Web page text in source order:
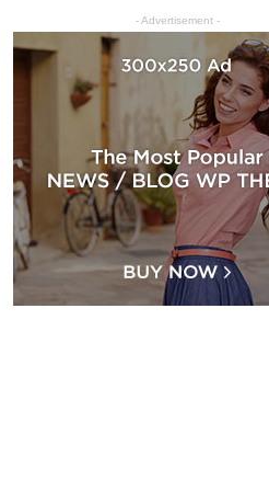
- Advertisement -